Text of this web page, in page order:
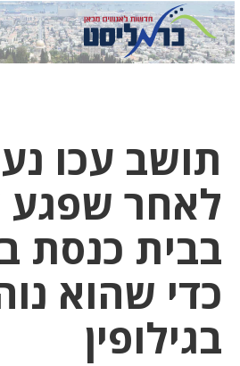
תושב עכו
לאחר שפגע
בבית כנסת
כדי שהוא
בגילופין